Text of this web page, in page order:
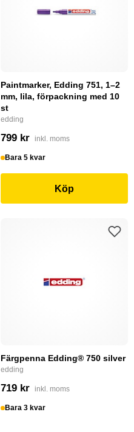
Paintmarker, Edding 751, 1–2
mm, lila, förpackning med 10
st
edding
799 kr inkl. moms
Bara 5 kvar
Köp
Färgpenna Edding® 750 silver
edding
719 kr inkl. moms
Bara 3 kvar